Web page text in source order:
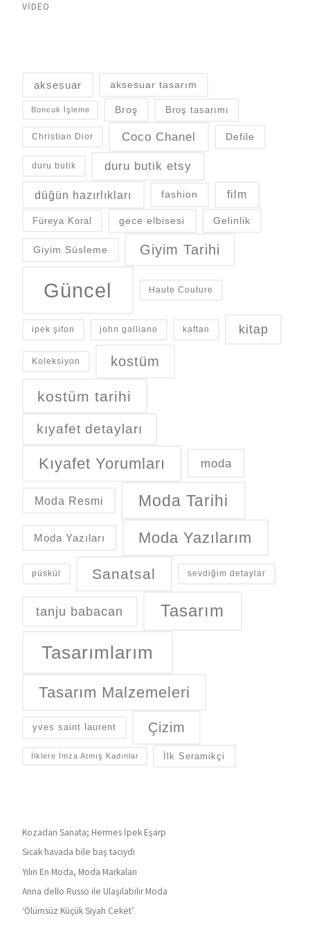
VIDEO
aksesuar aksesuar tasarım
Boncuk İşleme Broş Broş tasarımı
Christian Dior Coco Chanel Defile
duru butik duru butik etsy
düğün hazırlıkları fashion film
Füreya Koral gece elbisesi Gelinlik
Giyim Süsleme Giyim Tarihi
Güncel Haute Couture
ipek şifon john galliano kaftan kitap
Koleksiyon kostüm
kostüm tarihi
kıyafet detayları
Kıyafet Yorumları moda
Moda Resmi Moda Tarihi
Moda Yazıları Moda Yazılarım
püskül Sanatsal sevdiğim detaylar
tanju babacan Tasarım
Tasarımlarım
Tasarım Malzemeleri
yves saint laurent Çizim
İlklere İmza Atmış Kadınlar İlk Seramikçi
Kozadan Sanata; Hermes İpek Eşarp
Sıcak havada bile baş tacıydı
Yılın En Moda, Moda Markaları
Anna dello Russo ile Ulaşılabilir Moda
‘Ölümsüz Küçük Siyah Ceket’